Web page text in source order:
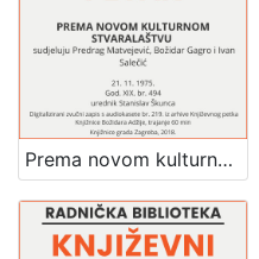
Prema novom kulturnom stvaralaštvu : Književni petak, dvorana u Novinarskom domu, 21. 11. 1975., br. 494 / sudjeluju Predrag Matvejević, Božidar Gagro, Ivan Salečić ; urednik Stanislav Škunca